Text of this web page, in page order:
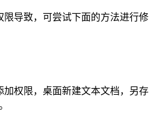
限导致，可尝试下面的方法进行修
加权限，桌面新建文本文档，另存